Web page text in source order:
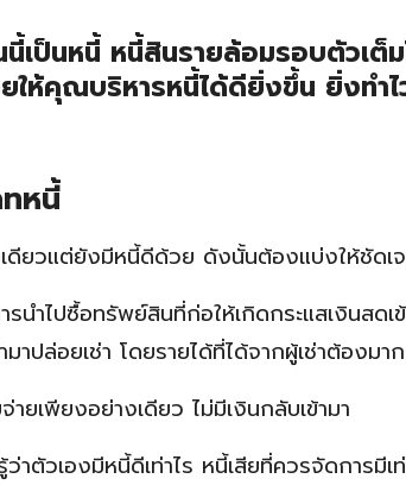
เป็นหนี้ หนี้สินรายล้อมรอบตัวเต็
ให้คุณบริหารหนี้ได้ดียิ่งขึ้น ยิ่งทำ
หนี้
ดียวแต่ยังมีหนี้ดีด้วย ดังนั้นต้องแบ่งให้ชัดเจ
นำไปซื้อทรัพย์สินที่ก่อให้เกิดกระแสเงินสดเ
ปล่อยเช่า โดยรายได้ที่ได้จากผู้เช่าต้องมา
ยเพียงอย่างเดียว ไม่มีเงินกลับเข้ามา
ว่าตัวเองมีหนี้ดีเท่าไร หนี้เสียที่ควรจัดการมีเ